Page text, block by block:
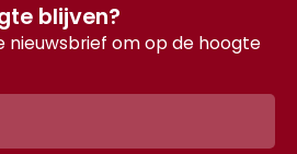
blijven?
nieuwsbrief om op de hoogte